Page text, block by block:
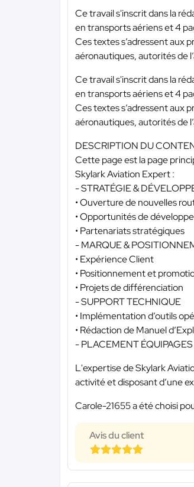
Ce travail s'inscrit dans la
en transports aériens et 4
Ces textes s’adressent aux
aéronautiques, autorités de
Ce travail s'inscrit dans la
en transports aériens et 4
Ces textes s’adressent aux
aéronautiques, autorités de
DESCRIPTION DU
Cette page est la page
Skylark Aviation Expert :
- STRATÉGIE &
• Ouverture de nouvelles
• Opportunités de
• Partenariats stratégiques
- MARQUE &
• Expérience Client
• Positionnement et
• Projets de différenciation
- SUPPORT TECHNIQUE
• Implémentation d’outils
• Rédaction de Manuel
- PLACEMENT ÉQUIPAGES
L'expertise de Skylark
activité et disposant d’une
Carole-21655 a été choisi
Avis du client